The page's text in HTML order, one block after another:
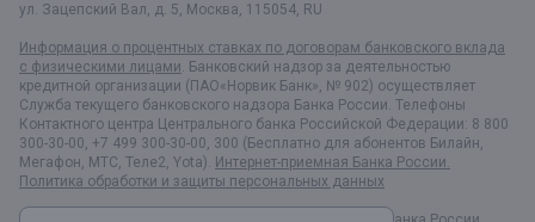
ул. Зацепский Вал, д. 5, Москва, 115054, RU
Информация о процентных ставках по договорам банковского вклада
с физическими лицами. Банковский надзор за деятельностью
кредитной организации (ПАО«Норвик Банк», № 902) осуществляет
Служба текущего банковского надзора Банка России. Телефоны
Контактного центра Центрального банка Российской Федерации: 8 800
300-30-00, +7 499 300-30-00, 300 (Бесплатно для абонентов Билайн,
Мегафон, МТС, Теле2, Yota). Интернет-приемная Банка России.
Политика обработки и защиты персональных данных